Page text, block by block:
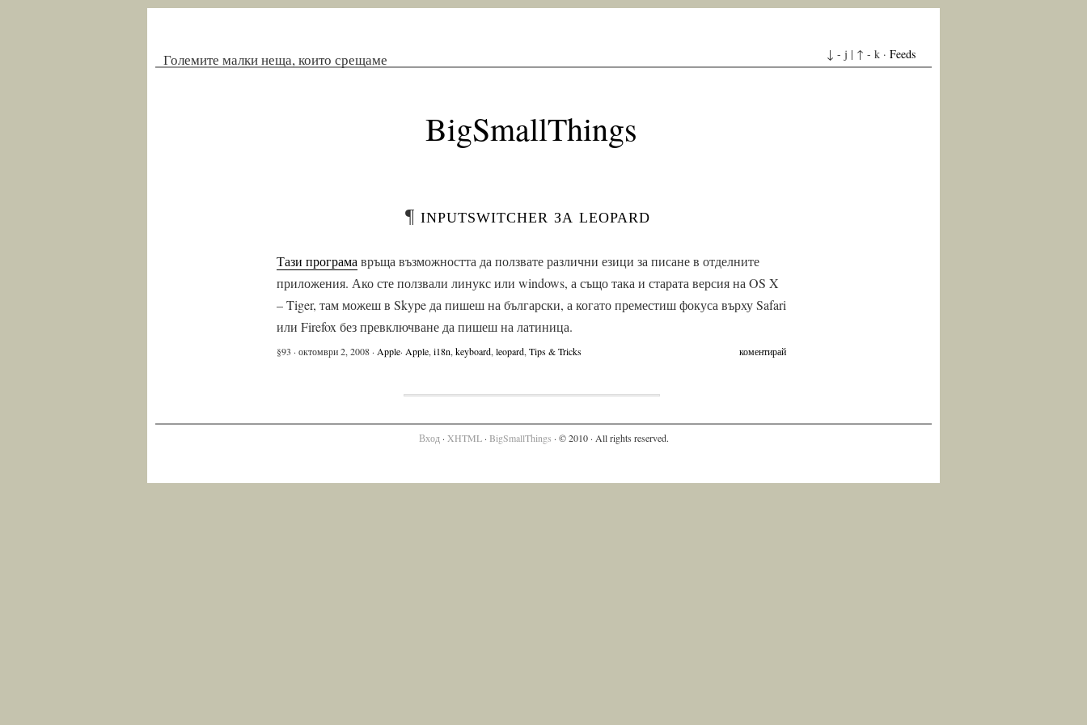
Големите малки неща, които срещаме ↓ - j | ↑ - k · Feeds
BigSmallThings
¶ inputswitcher за leopard
Тази програма връща възможността да ползвате различни езици за писане в отделните
приложения. Ако сте ползвали линукс или windows, а също така и старата версия на OS X
– Tiger, там можеш в Skype да пишеш на български, а когато преместиш фокуса върху Safari
или Firefox без превключване да пишеш на латиница.
§93 · октомври 2, 2008 · Apple· Apple, i18n, keyboard, leopard, Tips & Tricks коментирай
Вход· XHTML· BigSmallThings · © 2010 · All rights reserved.